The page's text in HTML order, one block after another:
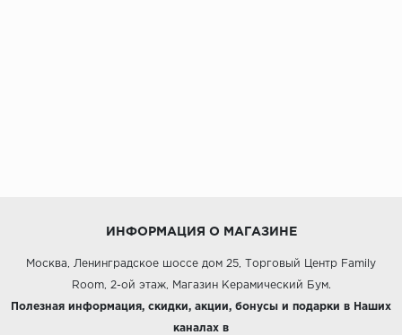
ИНФОРМАЦИЯ О МАГАЗИНЕ
Москва, Ленинградское шоссе дом 25, Торговый Центр Family
Room, 2-ой этаж, Магазин Керамический Бум.
Полезная информация, скидки, акции, бонусы и подарки в Наших
каналах в